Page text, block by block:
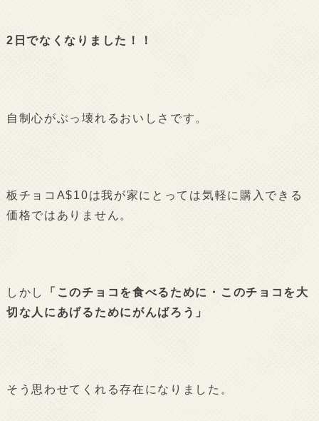
2日でなくなりました！！
自制心がぶっ壊れるおいしさです。
板チョコA$10は我が家にとっては気軽に購入できる
価格ではありません。
しかし
「このチョコを食べるために・このチョコを大
切な人にあげるためにがんばろう」
そう思わせてくれる存在になりました。